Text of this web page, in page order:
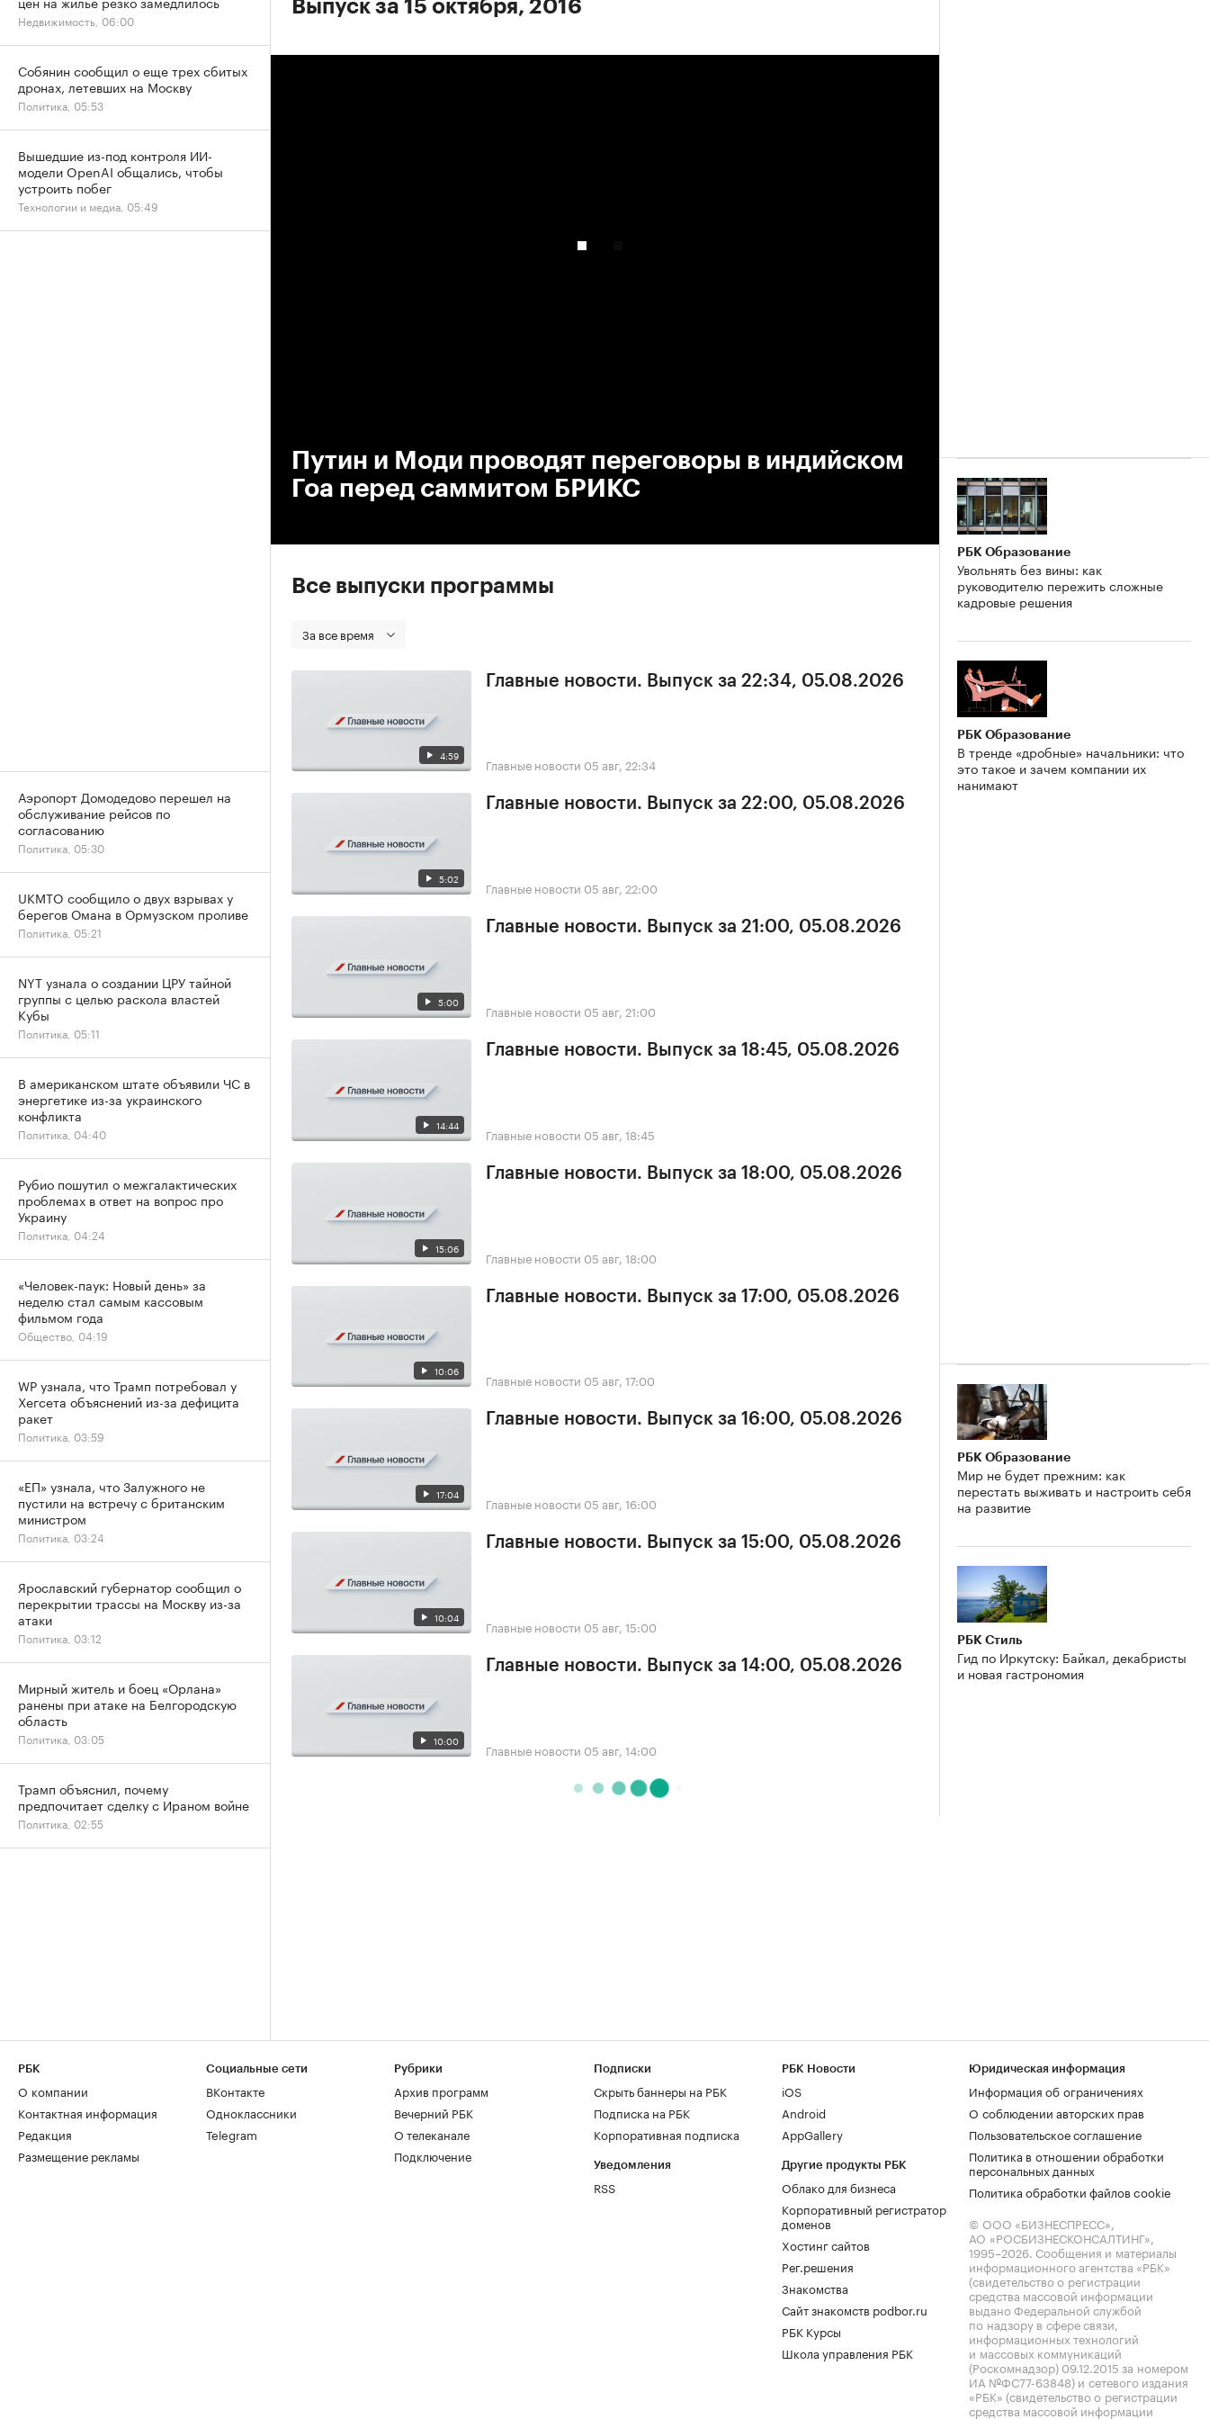
Выпуск за 15 октября, 2016
Путин и Моди проводят переговоры в индийском
Гоа перед саммитом БРИКС
Все выпуски программы
За все время
4:59
Главные новости. Выпуск за 22:34, 05.08.2026
Главные новости 05 авг, 22:34
5:02
Главные новости. Выпуск за 22:00, 05.08.2026
Главные новости 05 авг, 22:00
5:00
Главные новости. Выпуск за 21:00, 05.08.2026
Главные новости 05 авг, 21:00
14:44
Главные новости. Выпуск за 18:45, 05.08.2026
Главные новости 05 авг, 18:45
15:06
Главные новости. Выпуск за 18:00, 05.08.2026
Главные новости 05 авг, 18:00
10:06
Главные новости. Выпуск за 17:00, 05.08.2026
Главные новости 05 авг, 17:00
17:04
Главные новости. Выпуск за 16:00, 05.08.2026
Главные новости 05 авг, 16:00
10:04
Главные новости. Выпуск за 15:00, 05.08.2026
Главные новости 05 авг, 15:00
10:00
Главные новости. Выпуск за 14:00, 05.08.2026
Главные новости 05 авг, 14:00
РБК Образование
Увольнять без вины: как
руководителю пережить сложные
кадровые решения
РБК Образование
В тренде «дробные» начальники: что
это такое и зачем компании их
нанимают
РБК Образование
Мир не будет прежним: как
перестать выживать и настроить себя
на развитие
РБК Стиль
Гид по Иркутску: Байкал, декабристы
и новая гастрономия
Недвижимость, 06:00
Собянин сообщил о еще трех сбитых
дронах, летевших на Москву
Политика, 05:53
Вышедшие из-под контроля ИИ-
модели OpenAI общались, чтобы
устроить побег
Технологии и медиа, 05:49
Аэропорт Домодедово перешел на
обслуживание рейсов по
согласованию
Политика, 05:30
UKMTO сообщило о двух взрывах у
берегов Омана в Ормузском проливе
Политика, 05:21
NYT узнала о создании ЦРУ тайной
группы с целью раскола властей
Кубы
Политика, 05:11
В американском штате объявили ЧС в
энергетике из-за украинского
конфликта
Политика, 04:40
Рубио пошутил о межгалактических
проблемах в ответ на вопрос про
Украину
Политика, 04:24
«Человек-паук: Новый день» за
неделю стал самым кассовым
фильмом года
Общество, 04:19
WP узнала, что Трамп потребовал у
Хегсета объяснений из-за дефицита
ракет
Политика, 03:59
«ЕП» узнала, что Залужного не
пустили на встречу с британским
министром
Политика, 03:24
Ярославский губернатор сообщил о
перекрытии трассы на Москву из-за
атаки
Политика, 03:12
Мирный житель и боец «Орлана»
ранены при атаке на Белгородскую
область
Политика, 03:05
Трамп объяснил, почему
предпочитает сделку с Ираном войне
Политика, 02:55
РБК
О компании
Контактная информация
Редакция
Размещение рекламы
Социальные сети
ВКонтакте
Одноклассники
Telegram
Рубрики
Архив программ
Вечерний РБК
О телеканале
Подключение
Подписки
Скрыть баннеры на РБК
Подписка на РБК
Корпоративная подписка
Уведомления
RSS
РБК Новости
iOS
Android
AppGallery
Другие продукты РБК
Облако для бизнеса
Корпоративный регистратор
доменов
Хостинг сайтов
Рег.решения
Знакомства
Сайт знакомств podbor.ru
РБК Курсы
Школа управления РБК
Юридическая информация
Информация об ограничениях
О соблюдении авторских прав
Пользовательское соглашение
Политика в отношении обработки
персональных данных
Политика обработки файлов cookie
© ООО «БИЗНЕСПРЕСС»,
АО «РОСБИЗНЕСКОНСАЛТИНГ»,
1995–2026. Сообщения и материалы
информационного агентства «РБК»
(свидетельство о регистрации
средства массовой информации
выдано Федеральной службой
по надзору в сфере связи,
информационных технологий
и массовых коммуникаций
(Роскомнадзор) 09.12.2015 за номером
ИА №ФС77-63848) и сетевого издания
«РБК» (свидетельство о регистрации
средства массовой информации